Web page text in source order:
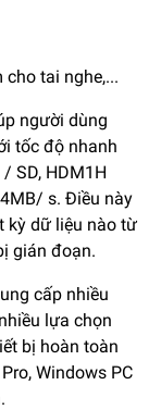
tai nghe,...
người dùng
tốc độ nhanh
SD, HDM1H
s. Điều này
kỳ dữ liệu nào từ
gián đoạn.
cấp nhiều
lựa chọn
bị hoàn toàn
Windows PC